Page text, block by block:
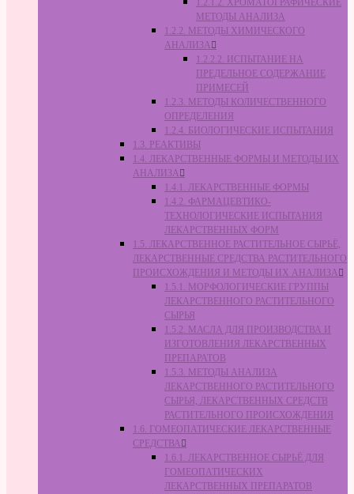
1.2.1.2. ХРОМАТОГРАФИЧЕСКИЕ
МЕТОДЫ АНАЛИЗА
1.2.2. МЕТОДЫ ХИМИЧЕСКОГО
АНАЛИЗА
1.2.2.2. ИСПЫТАНИЕ НА
ПРЕДЕЛЬНОЕ СОДЕРЖАНИЕ
ПРИМЕСЕЙ
1.2.3. МЕТОДЫ КОЛИЧЕСТВЕННОГО
ОПРЕДЕЛЕНИЯ
1.2.4. БИОЛОГИЧЕСКИЕ ИСПЫТАНИЯ
1.3. РЕАКТИВЫ
1.4. ЛЕКАРСТВЕННЫЕ ФОРМЫ И МЕТОДЫ ИХ
АНАЛИЗА
1.4.1. ЛЕКАРСТВЕННЫЕ ФОРМЫ
1.4.2. ФАРМАЦЕВТИКО-
ТЕХНОЛОГИЧЕСКИЕ ИСПЫТАНИЯ
ЛЕКАРСТВЕННЫХ ФОРМ
1.5. ЛЕКАРСТВЕННОЕ РАСТИТЕЛЬНОЕ СЫРЬЁ,
ЛЕКАРСТВЕННЫЕ СРЕДСТВА РАСТИТЕЛЬНОГО
ПРОИСХОЖДЕНИЯ И МЕТОДЫ ИХ АНАЛИЗА
1.5.1. МОРФОЛОГИЧЕСКИЕ ГРУППЫ
ЛЕКАРСТВЕННОГО РАСТИТЕЛЬНОГО
СЫРЬЯ
1.5.2. МАСЛА ДЛЯ ПРОИЗВОДСТВА И
ИЗГОТОВЛЕНИЯ ЛЕКАРСТВЕННЫХ
ПРЕПАРАТОВ
1.5.3. МЕТОДЫ АНАЛИЗА
ЛЕКАРСТВЕННОГО РАСТИТЕЛЬНОГО
СЫРЬЯ, ЛЕКАРСТВЕННЫХ СРЕДСТВ
РАСТИТЕЛЬНОГО ПРОИСХОЖДЕНИЯ
1.6. ГОМЕОПАТИЧЕСКИЕ ЛЕКАРСТВЕННЫЕ
СРЕДСТВА
1.6.1. ЛЕКАРСТВЕННОЕ СЫРЬЁ ДЛЯ
ГОМЕОПАТИЧЕСКИХ
ЛЕКАРСТВЕННЫХ ПРЕПАРАТОВ